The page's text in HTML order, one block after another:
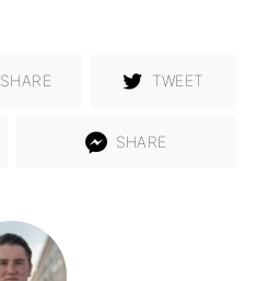
SHARE TWEET
SHARE